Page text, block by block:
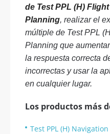
de Test PPL (H)
Planning, realizar el
múltiple de Test PPL
Planning que
la respuesta correcta
incorrectas y usar la
en cualquier lugar.
Los productos más
Test PPL (H) Navigation